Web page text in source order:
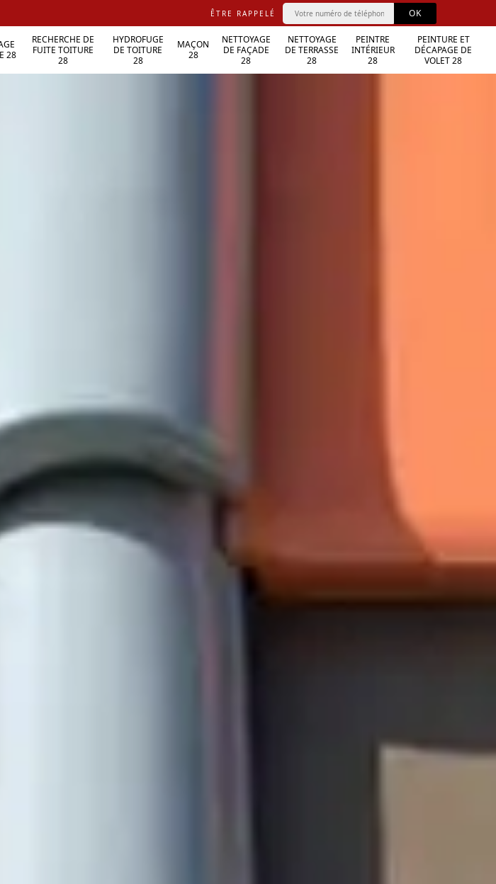
ÊTRE RAPPELÉ
28
RECHERCHE DE
FUITE TOITURE
28
HYDROFUGE
DE TOITURE
28
MAÇON
28
NETTOYAGE
DE FAÇADE
28
NETTOYAGE
DE TERRASSE
28
PEINTRE
INTÉRIEUR
28
PEINTURE ET
DÉCAPAGE DE
VOLET 28